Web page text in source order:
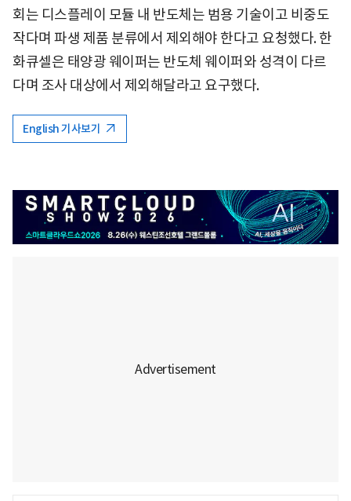
회는 디스플레이 모듈 내 반도체는 범용 기술이고 비중도
작다며 파생 제품 분류에서 제외해야 한다고 요청했다. 한
화큐셀은 태양광 웨이퍼는 반도체 웨이퍼와 성격이 다르
다며 조사 대상에서 제외해달라고 요구했다.
English 기사보기